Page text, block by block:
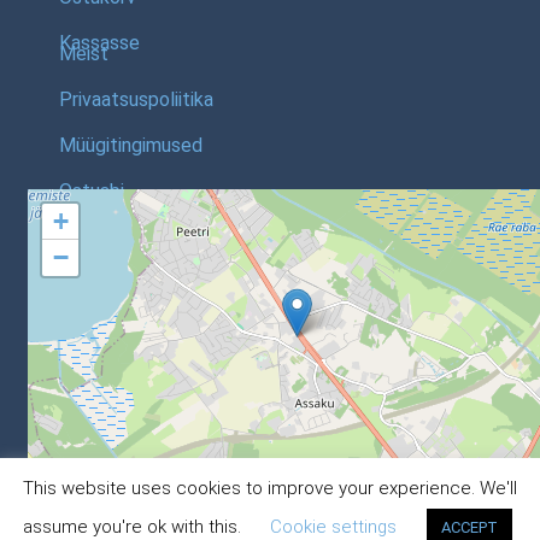
Kassasse
Meist
Privaatsuspoliitika
Müügitingimused
Ostuabi
+
−
Leaflet, ©OpenStreetMap
0
This website uses cookies to improve your experience. We'll
assume you're ok with this.
Cookie settings ACCEPT